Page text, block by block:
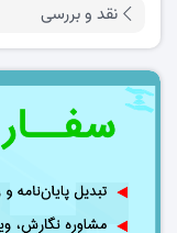
نقد و بررسی